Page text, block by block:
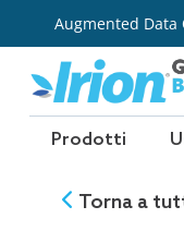
contenuto
Augmented
Prodotti
Torna a